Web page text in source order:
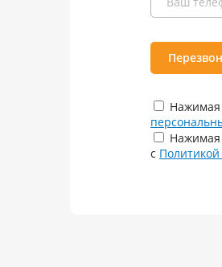
Нажимая
Нажимая
с